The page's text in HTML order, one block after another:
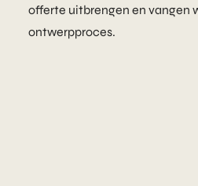
offerte uitbrengen en vangen
ontwerpproces.